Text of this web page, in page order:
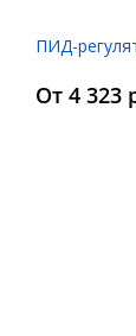
ПИД-
От 4 323